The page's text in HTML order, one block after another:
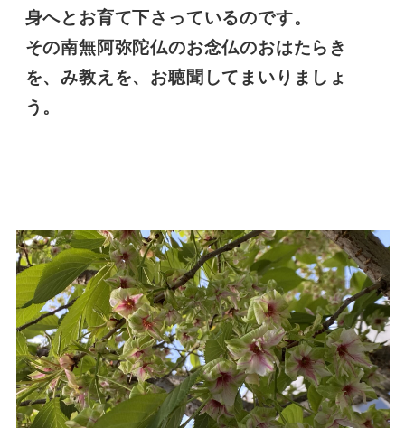
身へとお育て下さっているのです。
その南無阿弥陀仏のお念仏のおはたらき
を、み教えを、お聴聞してまいりましょ
う。